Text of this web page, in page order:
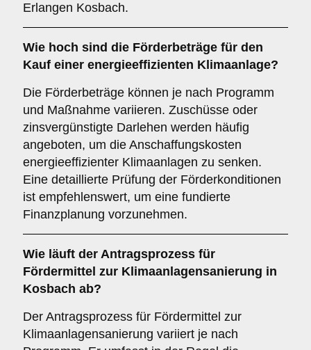
Erlangen Kosbach.
Wie hoch sind die Förderbeträge für den
Kauf einer energieeffizienten Klimaanlage?
Die Förderbeträge können je nach Programm
und Maßnahme variieren. Zuschüsse oder
zinsvergünstigte Darlehen werden häufig
angeboten, um die Anschaffungskosten
energieeffizienter Klimaanlagen zu senken.
Eine detaillierte Prüfung der Förderkonditionen
ist empfehlenswert, um eine fundierte
Finanzplanung vorzunehmen.
Wie läuft der Antragsprozess für
Fördermittel zur Klimaanlagensanierung in
Kosbach ab?
Der Antragsprozess für Fördermittel zur
Klimaanlagensanierung variiert je nach